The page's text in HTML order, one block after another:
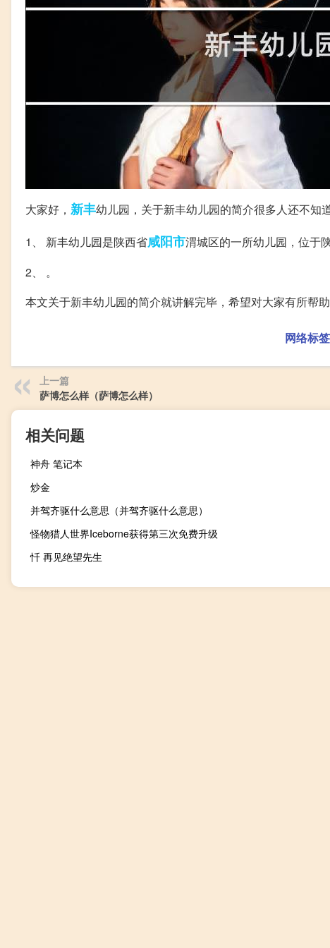
大家好， 新丰幼儿园，关于新丰幼儿园的简介很多人还不知
1、 新丰幼儿园是陕西省咸阳市渭城区的一所幼儿园，位于
2、 。
本文关于新丰幼儿园的简介就讲解完毕，希望对大家有所帮助
网络标签
上一篇
萨博怎么样（萨博怎么样）
相关问题
神舟 笔记本
炒金
并驾齐驱什么意思（并驾齐驱什么意思）
怪物猎人世界Iceborne获得第三次免费升级
忏 再见绝望先生